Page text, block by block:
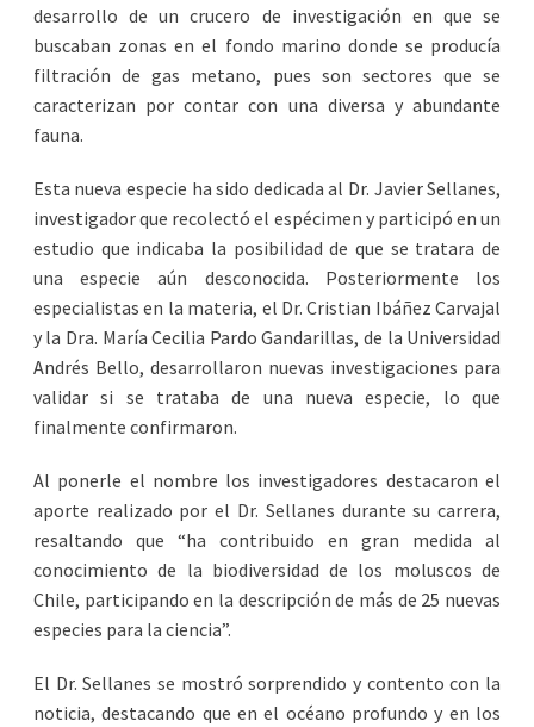
desarrollo de un crucero de investigación en que se
buscaban zonas en el fondo marino donde se producía
filtración de gas metano, pues son sectores que se
caracterizan por contar con una diversa y abundante
fauna.
Esta nueva especie ha sido dedicada al Dr. Javier Sellanes,
investigador que recolectó el espécimen y participó en un
estudio que indicaba la posibilidad de que se tratara de
una especie aún desconocida. Posteriormente los
especialistas en la materia, el Dr. Cristian Ibáñez Carvajal
y la Dra. María Cecilia Pardo Gandarillas, de la Universidad
Andrés Bello, desarrollaron nuevas investigaciones para
validar si se trataba de una nueva especie, lo que
finalmente confirmaron.
Al ponerle el nombre los investigadores destacaron el
aporte realizado por el Dr. Sellanes durante su carrera,
resaltando que “ha contribuido en gran medida al
conocimiento de la biodiversidad de los moluscos de
Chile, participando en la descripción de más de 25 nuevas
especies para la ciencia”.
El Dr. Sellanes se mostró sorprendido y contento con la
noticia, destacando que en el océano profundo y en los